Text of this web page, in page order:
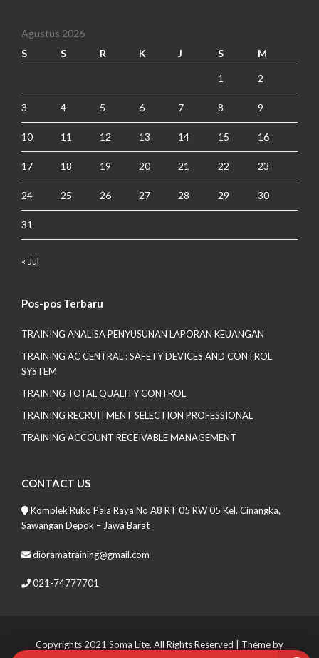
Agustus 2026
S
S R K J S M
1 2
3 4 5 6 7 8 9
10 11 12 13 14 15 16
17 18 19 20 21 22 23
24 25 26 27 28 29 30
31
« Jul
Pos-pos Terbaru
TRAINING ANALISA PENYUSUNAN LAPORAN KEUANGAN
TRAINING AC CENTRAL : SAFETY DEVICES AND CONTROL
SYSTEM
TRAINING TOTAL QUALITY CONTROL
TRAINING RECRUITMENT SELECTION PROFESSIONAL
TRAINING ACCOUNT RECEIVABLE MANAGEMENT
CONTACT US
Komplek Ruko Pala Raya No A8 RT 05 RW 05 Kel. Cinangka,
Sawangan Depok – Jawa Barat
dioramatraining@gmail.com
021-74777701
Copyrights 2021 Soma Lite. All Rights Reserved | Theme by